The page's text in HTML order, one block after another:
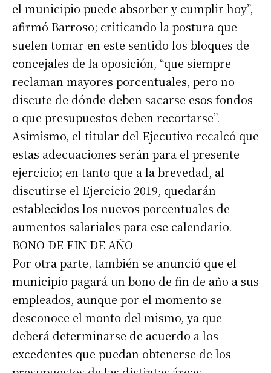
el municipio puede absorber y cumplir hoy”,
afirmó Barroso; criticando la postura que
suelen tomar en este sentido los bloques de
concejales de la oposición, “que siempre
reclaman mayores porcentuales, pero no
discute de dónde deben sacarse esos fondos
o que presupuestos deben recortarse”.
Asimismo, el titular del Ejecutivo recalcó que
estas adecuaciones serán para el presente
ejercicio; en tanto que a la brevedad, al
discutirse el Ejercicio 2019, quedarán
establecidos los nuevos porcentuales de
aumentos salariales para ese calendario.
BONO DE FIN DE AÑO
Por otra parte, también se anunció que el
municipio pagará un bono de fin de año a sus
empleados, aunque por el momento se
desconoce el monto del mismo, ya que
deberá determinarse de acuerdo a los
excedentes que puedan obtenerse de los